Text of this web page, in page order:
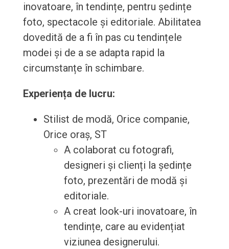
inovatoare, în tendințe, pentru ședințe
foto, spectacole și editoriale. Abilitatea
dovedită de a fi în pas cu tendințele
modei și de a se adapta rapid la
circumstanțe în schimbare.
Experiența de lucru:
Stilist de modă, Orice companie,
Orice oraș, ST
A colaborat cu fotografi,
designeri și clienți la ședințe
foto, prezentări de modă și
editoriale.
A creat look-uri inovatoare, în
tendințe, care au evidențiat
viziunea designerului.